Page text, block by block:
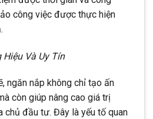
công việc được thực hiện
Hiệu Và Uy Tín
ngăn nắp không chỉ tạo ấn
còn giúp nâng cao giá trị
chủ đầu tư. Đây là yếu tố quan